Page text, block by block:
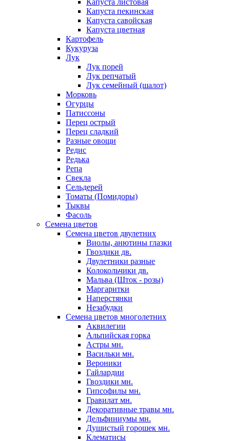
Капуста листовая
Капуста пекинская
Капуста савойская
Капуста цветная
Картофель
Кукуруза
Лук
Лук порей
Лук репчатый
Лук семейный (шалот)
Морковь
Огурцы
Патиссоны
Перец острый
Перец сладкий
Разные овощи
Редис
Редька
Репа
Свекла
Сельдерей
Томаты (Помидоры)
Тыквы
Фасоль
Семена цветов
Семена цветов двулетних
Виолы, анютины глазки
Гвоздики дв.
Двулетники разные
Колокольчики дв.
Мальва (Шток - розы)
Маргаритки
Наперстянки
Незабудки
Семена цветов многолетних
Аквилегии
Альпийская горка
Астры мн.
Васильки мн.
Вероники
Гайлардии
Гвоздики мн.
Гипсофилы мн.
Гравилат мн.
Декоративные травы мн.
Дельфиниумы мн.
Душистый горошек мн.
Клематисы